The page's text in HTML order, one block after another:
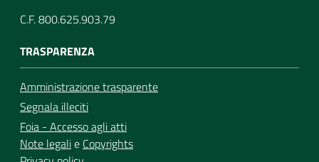
C.F. 800.625.903.79
TRASPARENZA
Amministrazione trasparente
Segnala illeciti
Foia - Accesso agli atti
Note legalie Copyrights